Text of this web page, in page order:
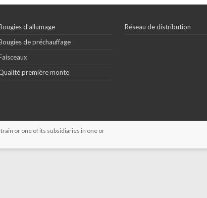
d’allumage
de préchauffage
première monte
Réseau de distribution
or one of its subsidiaries in one or